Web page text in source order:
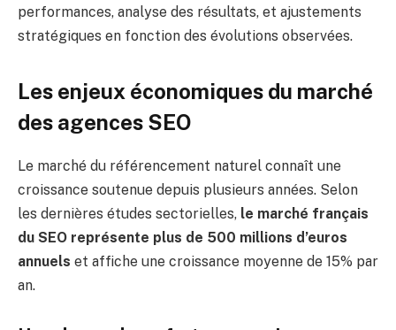
performances, analyse des résultats, et ajustements
stratégiques en fonction des évolutions observées.
Les enjeux économiques du marché
des agences SEO
Le marché du référencement naturel connaît une
croissance soutenue depuis plusieurs années. Selon
les dernières études sectorielles, le marché français
du SEO représente plus de 500 millions d’euros
annuels et affiche une croissance moyenne de 15% par
an.